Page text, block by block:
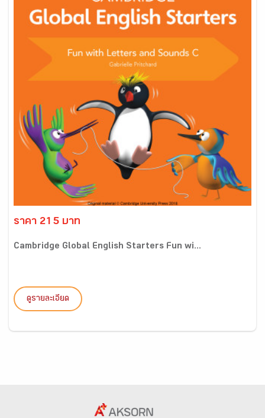
ราคา 215 บาท
Cambridge Global English Starters Fun wi...
ดูรายละเอียด